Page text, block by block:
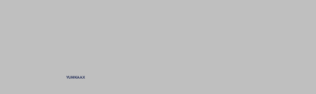
YUMKAAX